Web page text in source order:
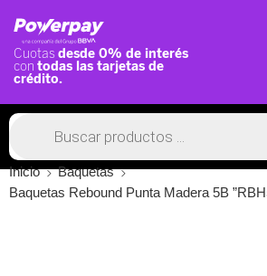
Inicio
Baquetas
Baquetas Rebound Punta Madera 5B